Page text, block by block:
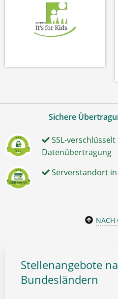
Sichere
SSL-
Datenübertragung
Serverstandort
NACH
Stellenangebote
Bundesländern